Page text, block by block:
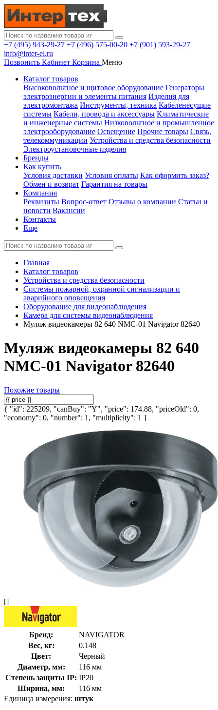
+7 (495) 943-29-27 +7 (496) 575-00-20 +7 (901) 593-29-27
info@inter-el.ru
Позвонить Кабинет Корзина Меню
Каталог товаров
Высоковольтное и щитовое оборудование Генераторы
электроэнергии и элементы питания Изделия для
электромонтажа Инструменты, техника Кабеленесущие
системы Кабели, провода и аксессуары Климатические
и инженерные системы Низковольтное и промышленное
электрооборудование Освещение Прочие товары Связь,
телекоммуникации Устройства и средства безопасности
Электроустановочные изделия
Бренды
Как купить
Условия доставки Условия оплаты Как оформить заказ?
Обмен и возврат Гарантия на товары
Компания
Реквизиты Вопрос-ответ Отзывы о компании Статьи и
новости Вакансии
Контакты
Еще
Главная
Каталог товаров
Устройства и средства безопасности
Системы пожарной, охранной сигнализации и
аварийного оповещения
Оборудование для видеонаблюдения
Камера для системы видеонаблюдения
Муляж видеокамеры 82 640 NMC-01 Navigator 82640
Муляж видеокамеры 82 640
NMC-01 Navigator 82640
Похожие товары
{ "id": 225209, "canBuy": "Y", "price": 174.88, "priceOld": 0,
"economy": 0, "number": 1, "multiplicity": 1 }
[]
Бренд:
NAVIGATOR
Вес, кг:
0.148
Цвет:
Черный
Диаметр, мм:
116 мм
Степень защиты IP: IP20
Ширина, мм:
116 мм
Единица измерения: штук